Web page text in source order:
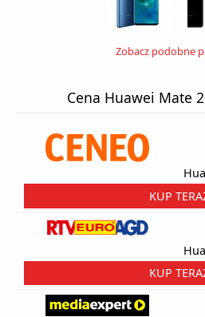
Zobacz podobne
Cena Huawei Mate
KUP
KUP